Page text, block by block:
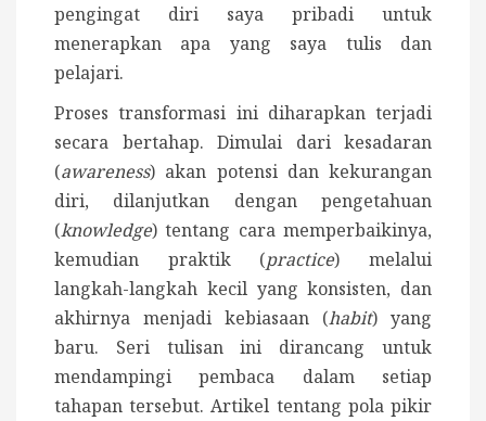
pengingat diri saya pribadi untuk
menerapkan apa yang saya tulis dan
pelajari.
Proses transformasi ini diharapkan terjadi
secara bertahap. Dimulai dari kesadaran
(awareness) akan potensi dan kekurangan
diri, dilanjutkan dengan pengetahuan
(knowledge) tentang cara memperbaikinya,
kemudian praktik (practice) melalui
langkah-langkah kecil yang konsisten, dan
akhirnya menjadi kebiasaan (habit) yang
baru. Seri tulisan ini dirancang untuk
mendampingi pembaca dalam setiap
tahapan tersebut. Artikel tentang pola pikir